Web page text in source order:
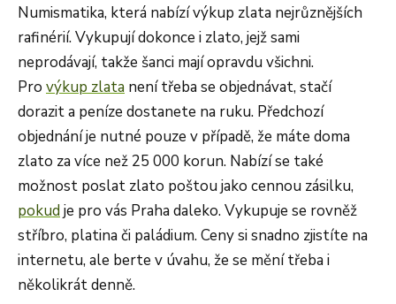
Numismatika, která nabízí výkup zlata nejrůznějších
rafinérií. Vykupují dokonce i zlato, jejž sami
neprodávají, takže šanci mají opravdu všichni.
Pro výkup zlata není třeba se objednávat, stačí
dorazit a peníze dostanete na ruku. Předchozí
objednání je nutné pouze v případě, že máte doma
zlato za více než 25 000 korun. Nabízí se také
možnost poslat zlato poštou jako cennou zásilku,
pokudje pro vás Praha daleko. Vykupuje se rovněž
stříbro, platina či paládium. Ceny si snadno zjistíte na
internetu, ale berte v úvahu, že se mění třeba i
několikrát denně.